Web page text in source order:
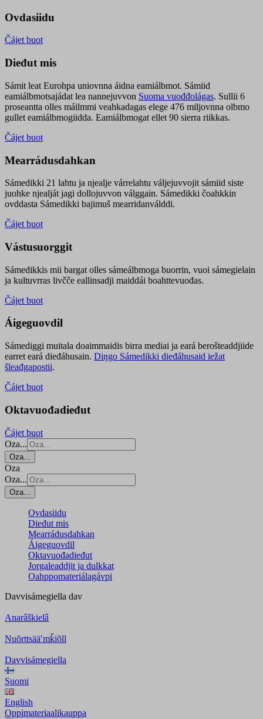
Ovdasiidu
Čájet buot
Dieđut mis
Sámit leat Eurohpa uniovnna áidna eamiálbmot. Sámiid
eamiálbmotsajádat lea nannejuvvon Suoma vuođđolágas. Sullii 6
proseantta olles máilmmi veahkadagas elege 476 miljovnna olbmo
gullet eamiálbmogiidda. Eamiálbmogat ellet 90 sierra riikkas.
Čájet buot
Mearrádusdahkan
Sámedikki 21 lahtu ja njealje várrelahtu váljejuvvojit sámiid siste
juohke njealját jagi dollojuvvon válggain. Sámedikki čoahkkin
ovddasta Sámedikki bajimuš mearridanválddi.
Čájet buot
Vástusuorggit
Sámedikkis mii bargat olles sámeálbmoga buorrin, vuoi sámegielain
ja kultuvrras livčče eallinsadji maiddái boahttevuođas.
Čájet buot
Áigeguovdil
Sámediggi muitala doaimmaidis birra mediai ja eará berošteaddjiide
earret eará dieđáhusain. Diŋgo Sámedikki dieđáhusaid iežat
šleađgapostii.
Čájet buot
Oktavuođadieđut
Čájet buot
Oza...
Oza...
Oza
Oza...
Oza...
Ovdasiidu
Dieđut mis
Mearrádusdahkan
Áigeguovdil
Oktavuođadieđut
Jorgaleaddjit ja dulkkat
Oahppomateriálagávpi
Davvisámegiella dav
Anarâškielâ
Nuõrttsääʹmǩiõll
Davvisámegiella
Suomi
English
Oppimateriaalikauppa